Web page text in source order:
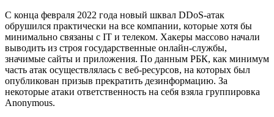
С конца февраля 2022 года новый шквал DDoS-атак
обрушился практически на все компании, которые хотя бы
минимально связаны с IT и телеком. Хакеры массово начали
выводить из строя государственные онлайн-службы,
значимые сайты и приложения. По данным РБК, как минимум
часть атак осуществлялась с веб-ресурсов, на которых был
опубликован призыв прекратить дезинформацию. За
некоторые атаки ответственность на себя взяла группировка
Anonymous.